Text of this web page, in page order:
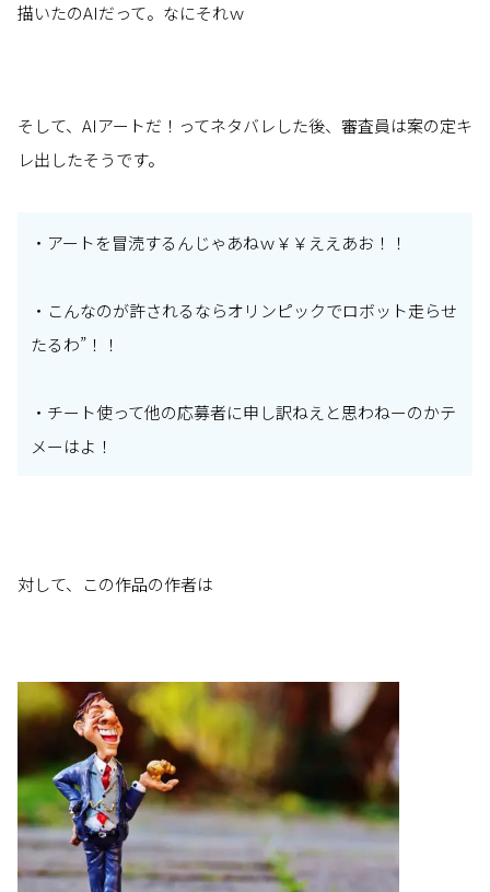
描いたのAIだって。なにそれｗ
そして、AIアートだ！ってネタバレした後、審査員は案の定キ
レ出したそうです。
・アートを冒涜するんじゃあねｗ￥￥ええあお！！
・こんなのが許されるならオリンピックでロボット走らせ
たるわ”！！
・チート使って他の応募者に申し訳ねえと思わねーのかテ
メーはよ！
対して、この作品の作者は